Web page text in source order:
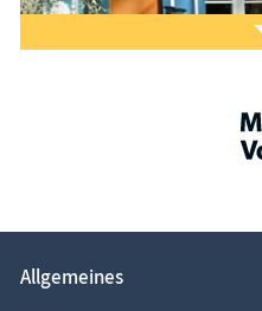
Darß-Zingst-Kalender
Sie möchten
Allgemeines